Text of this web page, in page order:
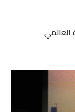
العالمي